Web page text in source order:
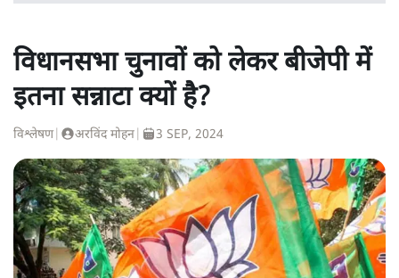
विधानसभा चुनावों को लेकर बीजेपी में
इतना सन्नाटा क्यों है?
विश्लेषण| अरविंद मोहन 3 SEP, 2024